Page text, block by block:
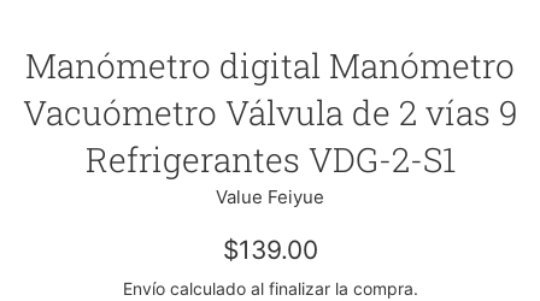
Manómetro digital Manómetro
Vacuómetro Válvula de 2 vías 9
Refrigerantes VDG-2-S1
Value Feiyue
Precio
$139.00
Envíocalculado al finalizar la compra.